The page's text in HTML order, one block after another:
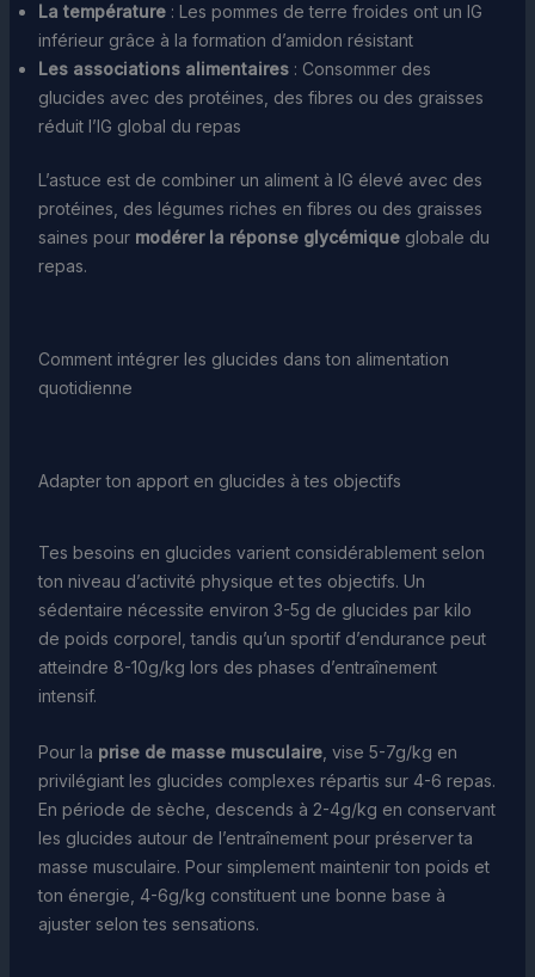
La température: Les pommes de terre froides ont un IG
inférieur grâce à la formation d’amidon résistant
Les associations alimentaires: Consommer des
glucides avec des protéines, des fibres ou des graisses
réduit l’IG global du repas
L’astuce est de combiner un aliment à IG élevé avec des
protéines, des légumes riches en fibres ou des graisses
saines pour modérer la réponse glycémiqueglobale du
repas.
Comment intégrer les glucides dans ton alimentation
quotidienne
Adapter ton apport en glucides à tes objectifs
Tes besoins en glucides varient considérablement selon
ton niveau d’activité physique et tes objectifs. Un
sédentaire nécessite environ 3-5g de glucides par kilo
de poids corporel, tandis qu’un sportif d’endurance peut
atteindre 8-10g/kg lors des phases d’entraînement
intensif.
Pour la prise de masse musculaire, vise 5-7g/kg en
privilégiant les glucides complexes répartis sur 4-6 repas.
En période de sèche, descends à 2-4g/kg en conservant
les glucides autour de l’entraînement pour préserver ta
masse musculaire. Pour simplement maintenir ton poids et
ton énergie, 4-6g/kg constituent une bonne base à
ajuster selon tes sensations.